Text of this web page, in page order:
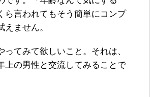
ら言われてもそう簡単にコンプ
えません。
ってみて欲しいこと。それは、
上の男性と交流してみることで